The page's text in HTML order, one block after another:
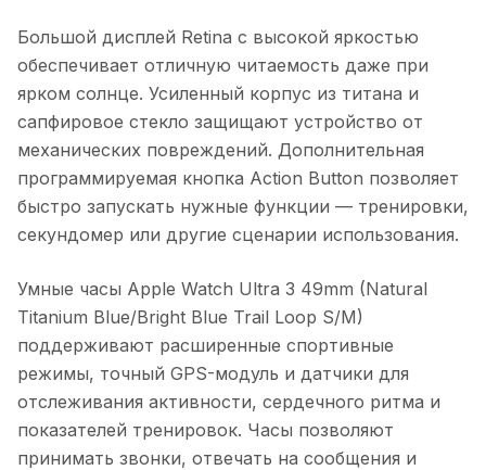
Большой дисплей Retina с высокой яркостью
обеспечивает отличную читаемость даже при
ярком солнце. Усиленный корпус из титана и
сапфировое стекло защищают устройство от
механических повреждений. Дополнительная
программируемая кнопка Action Button позволяет
быстро запускать нужные функции — тренировки,
секундомер или другие сценарии использования.
Умные часы Apple Watch Ultra 3 49mm (Natural
Titanium Blue/Bright Blue Trail Loop S/M)
поддерживают расширенные спортивные
режимы, точный GPS-модуль и датчики для
отслеживания активности, сердечного ритма и
показателей тренировок. Часы позволяют
принимать звонки, отвечать на сообщения и